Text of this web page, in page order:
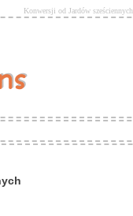
Konwersji od Jardów sześciennych